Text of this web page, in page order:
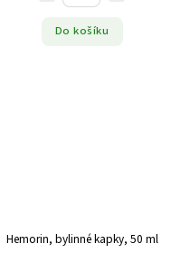
1
Do košíku
Hemorin, bylinné kapky, 50 ml